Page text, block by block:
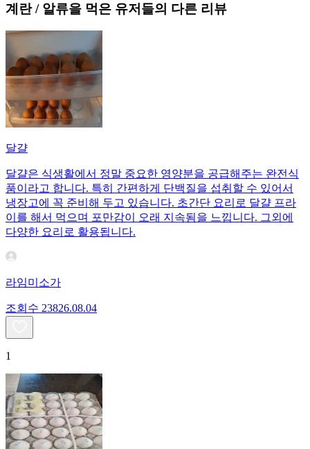
계란 / 알류을 먹은 유저들의 다른 리뷰
달걀
달걀은 식생활에서 정말 중요한 영양분을 공급해주는 완전식
품이라고 합니다. 특히 간편하게 단백질을 섭취할 수 있어서
냉장고에 꼭 준비해 두고 있습니다. 초간단 요리로 달걀 프라
이를 해서 먹으며 포만감이 오래 지속됨을 느낍니다. 그외에
다양한 요리로 활용됩니다.
라임미소가
조회수 23826.08.04
1